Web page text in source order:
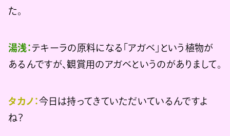
た。
湯浅：テキーラの原料になる「アガベ」という植物が
あるんですが、観賞用のアガベというのがありまして。
タカノ：今日は持ってきていただいているんですよ
ね？